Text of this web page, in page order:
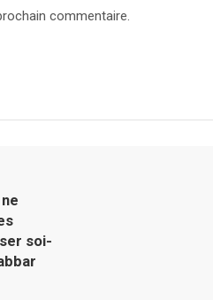
commentaire.
soi-